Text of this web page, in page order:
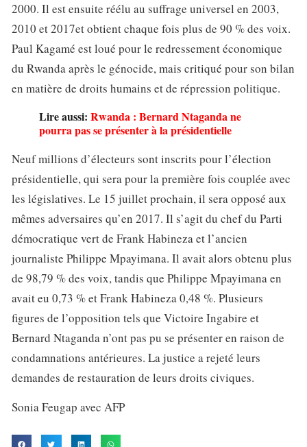
2000. Il est ensuite réélu au suffrage universel en 2003,
2010 et 2017et obtient chaque fois plus de 90 % des voix.
Paul Kagamé est loué pour le redressement économique
du Rwanda après le génocide, mais critiqué pour son bilan
en matière de droits humains et de répression politique.
Lire aussi: Rwanda : Bernard Ntaganda ne
pourra pas se présenter à la présidentielle
Neuf millions d’électeurs sont inscrits pour l’élection
présidentielle, qui sera pour la première fois couplée avec
les législatives. Le 15 juillet prochain, il sera opposé aux
mêmes adversaires qu’en 2017. Il s’agit du chef du Parti
démocratique vert de Frank Habineza et l’ancien
journaliste Philippe Mpayimana. Il avait alors obtenu plus
de 98,79 % des voix, tandis que Philippe Mpayimana en
avait eu 0,73 % et Frank Habineza 0,48 %. Plusieurs
figures de l’opposition tels que Victoire Ingabire et
Bernard Ntaganda n’ont pas pu se présenter en raison de
condamnations antérieures. La justice a rejeté leurs
demandes de restauration de leurs droits civiques.
Sonia Feugap avec AFP